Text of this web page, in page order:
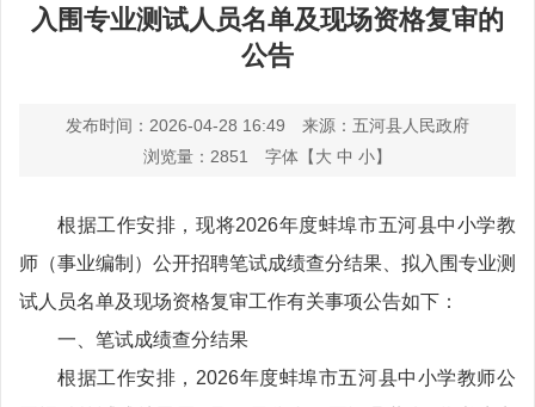
入围专业测试人员名单及现场资格复审的
公告
发布时间：2026-04-28 16:49
来源：五河县人民政府
浏览量： 2851 字体【大 中 小】
根据工作安排，现将2026年度蚌埠市五河县中小学教
师（事业编制）公开招聘笔试成绩查分结果、拟入围专业测
试人员名单及现场资格复审工作有关事项公告如下：
一、笔试成绩查分结果
根据工作安排，2026年度蚌埠市五河县中小学教师公